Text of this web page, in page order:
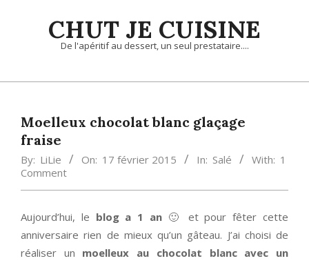
CHUT JE CUISINE
De l'apéritif au dessert, un seul prestataire....
Primary
MenuMoelleux chocolat blanc glaçage
fraise
By: LiLie On: 17 février 2015 In: Salé With: 1
Comment
Aujourd’hui, le blog a 1 an 🙂 et pour fêter cette
anniversaire rien de mieux qu’un gâteau. J’ai choisi de
réaliser un moelleux au chocolat blanc avec un